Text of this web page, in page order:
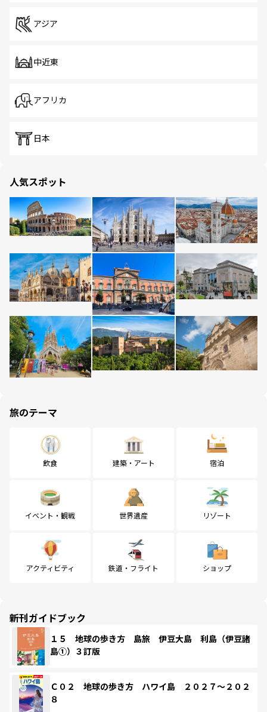
アジア
中近東
アフリカ
日本
人気スポット
旅のテーマ
飲食 建築・アート 宿泊
イベント・観戦 世界遺産 リゾート
アクティビティ 鉄道・フライト ショップ
新刊ガイドブック
１５ 地球の歩き方 島旅 伊豆大島 利島（伊豆諸
島①）３訂版
Ｃ０２ 地球の歩き方 ハワイ島 ２０２７～２０２
８